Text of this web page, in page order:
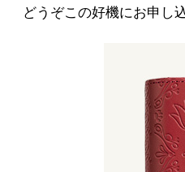
どうぞこの好機にお申し